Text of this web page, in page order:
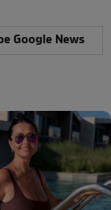
Google News